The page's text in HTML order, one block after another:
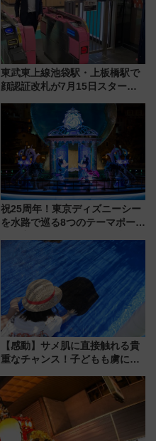
東武東上線池袋駅・上板橋駅で
顔認証改札が7月15日スター
でシームレスに
祝25周年！東京ディズニーシー
を水路で巡る8つのテーマポート
【感動】サメ肌に直接触れる貴
重なチャンス！子どもも虜にな
メのタッチングプール」【夏休
み限定企画】